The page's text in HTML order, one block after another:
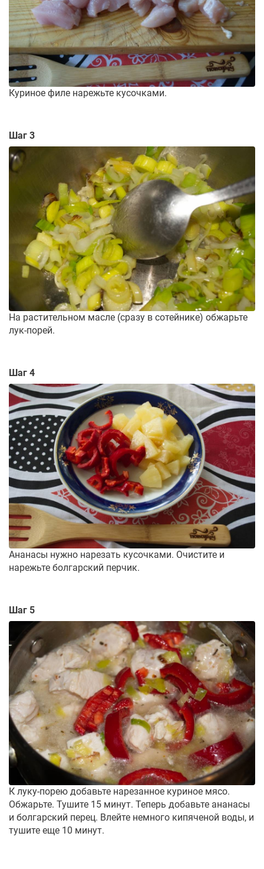
Куриное филе нарежьте кусочками.
Шаг 3
На растительном масле (сразу в сотейнике) обжарьте
лук-порей.
Шаг 4
Ананасы нужно нарезать кусочками. Очистите и
нарежьте болгарский перчик.
Шаг 5
К луку-порею добавьте нарезанное куриное мясо.
Обжарьте. Тушите 15 минут. Теперь добавьте ананасы
и болгарский перец. Влейте немного кипяченой воды, и
тушите еще 10 минут.